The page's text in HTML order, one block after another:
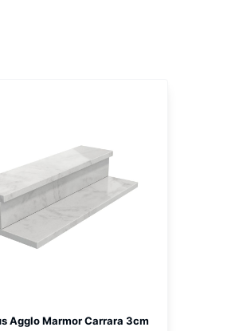
Agglo Marmor Carrara 3cm